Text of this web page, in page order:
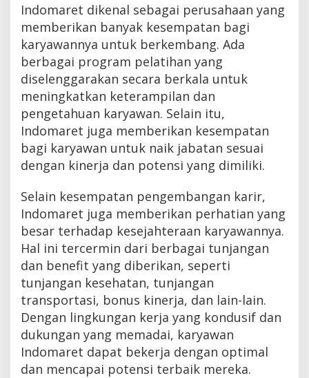
Indomaret dikenal sebagai perusahaan yang
memberikan banyak kesempatan bagi
karyawannya untuk berkembang. Ada
berbagai program pelatihan yang
diselenggarakan secara berkala untuk
meningkatkan keterampilan dan
pengetahuan karyawan. Selain itu,
Indomaret juga memberikan kesempatan
bagi karyawan untuk naik jabatan sesuai
dengan kinerja dan potensi yang dimiliki.
Selain kesempatan pengembangan karir,
Indomaret juga memberikan perhatian yang
besar terhadap kesejahteraan karyawannya.
Hal ini tercermin dari berbagai tunjangan
dan benefit yang diberikan, seperti
tunjangan kesehatan, tunjangan
transportasi, bonus kinerja, dan lain-lain.
Dengan lingkungan kerja yang kondusif dan
dukungan yang memadai, karyawan
Indomaret dapat bekerja dengan optimal
dan mencapai potensi terbaik mereka.